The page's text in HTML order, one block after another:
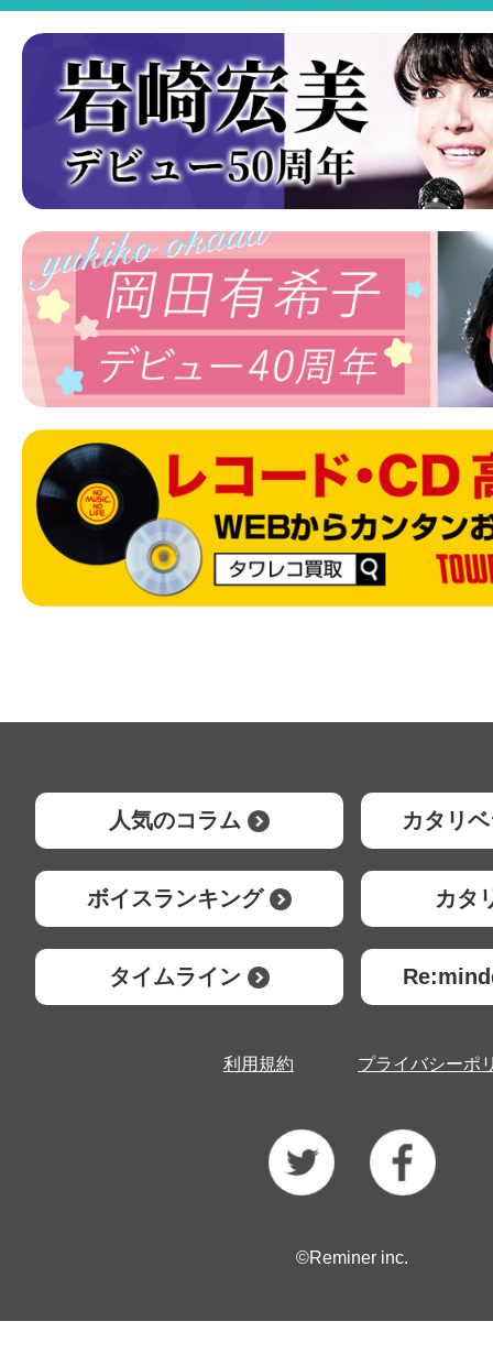
人気のコラム カタリ
ボイスランキング カタ
タイムライン
利用規約 プライバシーポ
©Reminer inc.